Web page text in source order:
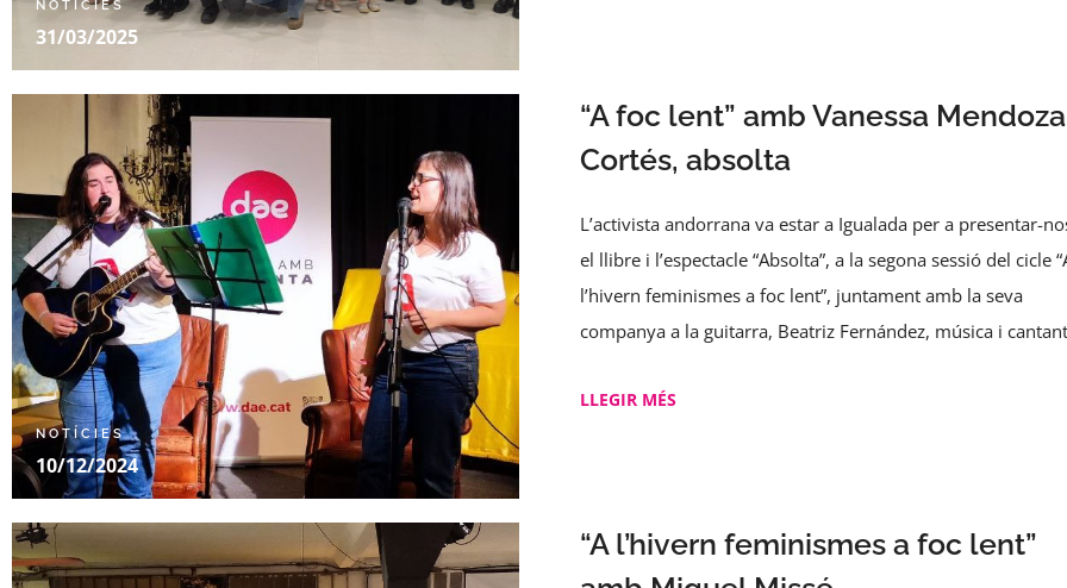
NOTÍCIES
31/03/2025
NOTÍCIES
10/12/2024
“A foc lent” amb Vanessa Mendoza
Cortés, absolta
L’activista andorrana va estar a Igualada per a presentar-
el llibre i l’espectacle “Absolta”, a la segona sessió del cicle
l’hivern feminismes a foc lent”, juntament amb la seva
companya a la guitarra, Beatriz Fernández, música i
LLEGIR MÉS
“A l’hivern feminismes a foc lent”